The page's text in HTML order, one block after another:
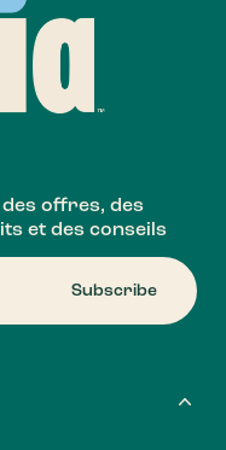
offres, des
et des conseils
Subscribe